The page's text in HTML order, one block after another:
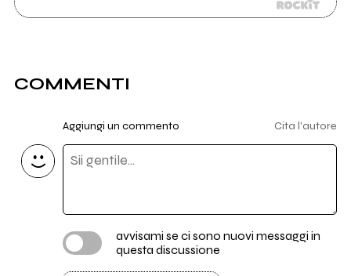
COMMENTI
Aggiungi un commento Cita l'autore
avvisami se ci sono nuovi messaggi in
questa discussione